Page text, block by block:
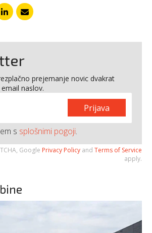
prejemanje novic dvakrat
naslov.
Prijava
s splošnimi pogoji.
Google Privacy Policy and Terms of Service
apply.